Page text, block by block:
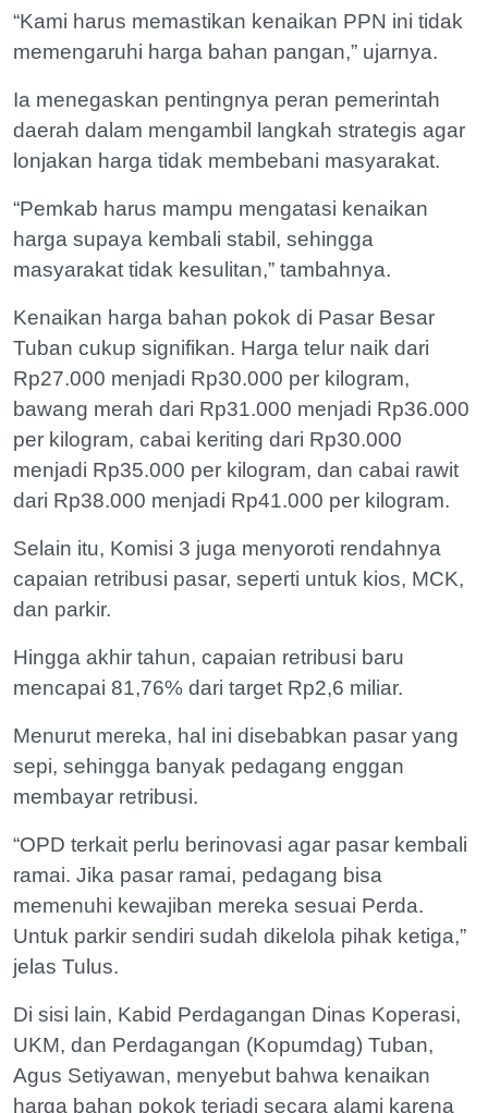
“Kami harus memastikan kenaikan PPN ini tidak
memengaruhi harga bahan pangan,” ujarnya.
Ia menegaskan pentingnya peran pemerintah
daerah dalam mengambil langkah strategis agar
lonjakan harga tidak membebani masyarakat.
“Pemkab harus mampu mengatasi kenaikan
harga supaya kembali stabil, sehingga
masyarakat tidak kesulitan,” tambahnya.
Kenaikan harga bahan pokok di Pasar Besar
Tuban cukup signifikan. Harga telur naik dari
Rp27.000 menjadi Rp30.000 per kilogram,
bawang merah dari Rp31.000 menjadi Rp36.000
per kilogram, cabai keriting dari Rp30.000
menjadi Rp35.000 per kilogram, dan cabai rawit
dari Rp38.000 menjadi Rp41.000 per kilogram.
Selain itu, Komisi 3 juga menyoroti rendahnya
capaian retribusi pasar, seperti untuk kios, MCK,
dan parkir.
Hingga akhir tahun, capaian retribusi baru
mencapai 81,76% dari target Rp2,6 miliar.
Menurut mereka, hal ini disebabkan pasar yang
sepi, sehingga banyak pedagang enggan
membayar retribusi.
“OPD terkait perlu berinovasi agar pasar kembali
ramai. Jika pasar ramai, pedagang bisa
memenuhi kewajiban mereka sesuai Perda.
Untuk parkir sendiri sudah dikelola pihak ketiga,”
jelas Tulus.
Di sisi lain, Kabid Perdagangan Dinas Koperasi,
UKM, dan Perdagangan (Kopumdag) Tuban,
Agus Setiyawan, menyebut bahwa kenaikan
harga bahan pokok terjadi secara alami karena